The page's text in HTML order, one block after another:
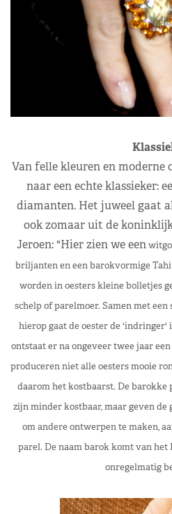
Van felle kleuren en moderne
naar een echte klassieker:
diamanten. Het juweel gaat
ook zomaar uit de
Jeroen: "Hier zien we een
briljanten en een barokvormige
worden in oesters kleine bolletjes
schelp of parelmoer. Samen met
hierop gaat de oester de 'indringer'
ontstaat er na ongeveer twee jaar
produceren niet alle oesters mooie
daaromhet kostbaarst. De
zijn minder kostbaar, maar geven
om andere ontwerpen te maken,
parel. De naam barok komt van het
onregelmatig